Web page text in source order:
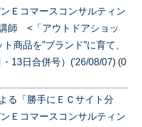
Ｅコマースコンサルティン
師 <「アウトドアショッ
商品を”ブランド”に育て、
13日合併号）('26/08/07) (0
る「勝手にＥＣサイト分
Ｅコマースコンサルティン